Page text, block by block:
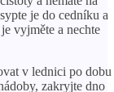
je do cedníku a
vyjměte a nechte
v lednici po dobu
zakryjte dno